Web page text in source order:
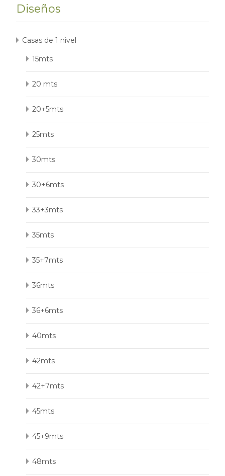
Diseños
Casas de 1 nivel
15mts
20 mts
20+5mts
25mts
30mts
30+6mts
33+3mts
35mts
35+7mts
36mts
36+6mts
40mts
42mts
42+7mts
45mts
45+9mts
48mts